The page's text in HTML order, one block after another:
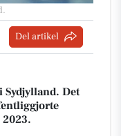
.
Del artikel
Det